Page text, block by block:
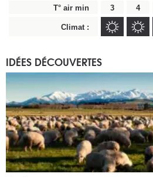
T° air min
3 4
Climat :
IDÉES DÉCOUVERTES